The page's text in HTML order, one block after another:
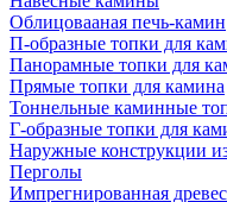
Облицовааная печь-камин
П-образные топки для
Панорамные топки для
Прямые топки для камина
Тоннельные каминные
Г-образные топки для
Наружные конструкции
Перголы
Импрегнированная